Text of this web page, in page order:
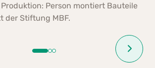
mit
Anzugsmoment